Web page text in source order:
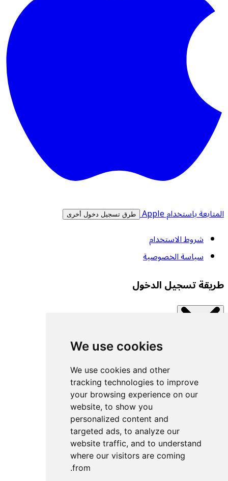
We use cookies
We use cookies and other
tracking technologies to improve
your browsing experience on our
website, to show you
personalized content and
targeted ads, to analyze our
website traffic, and to understand
where our visitors are coming
from.
المتابعة باستخدام Apple طرق تسجيل دخول أخرى
شروط الاستخدام
سياسة الخصوصية
طريقة تسجيل الدخول
اتصل بإحدى الخدمات المتاحة.
تسجيل الدخول بمفتاح مرور
تسجيل الدخول باستخدام UACF
تسجيل الدخول باستخدام Decathlon
تسجيل الدخول باستخدام Withings